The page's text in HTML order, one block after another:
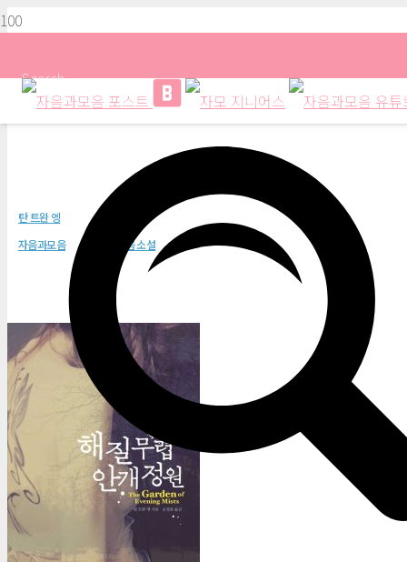
Search
해 질 무렵 안개 정원
탄 트완 엥
자음과모음
자음과모음 소설